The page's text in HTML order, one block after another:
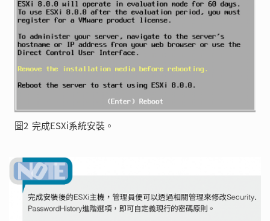
圖2 完成ESXi系統安裝。